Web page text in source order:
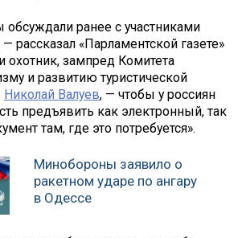
обсуждали ранее с участниками
рассказал «Парламентской газете»
охотник, зампред Комитета
и развитию туристической
Николай Валуев, — чтобы у россиян
предъявить как электронный, так
там, где это потребуется».
Минобороны заявило о
ракетном ударе по ангару
в Одессе